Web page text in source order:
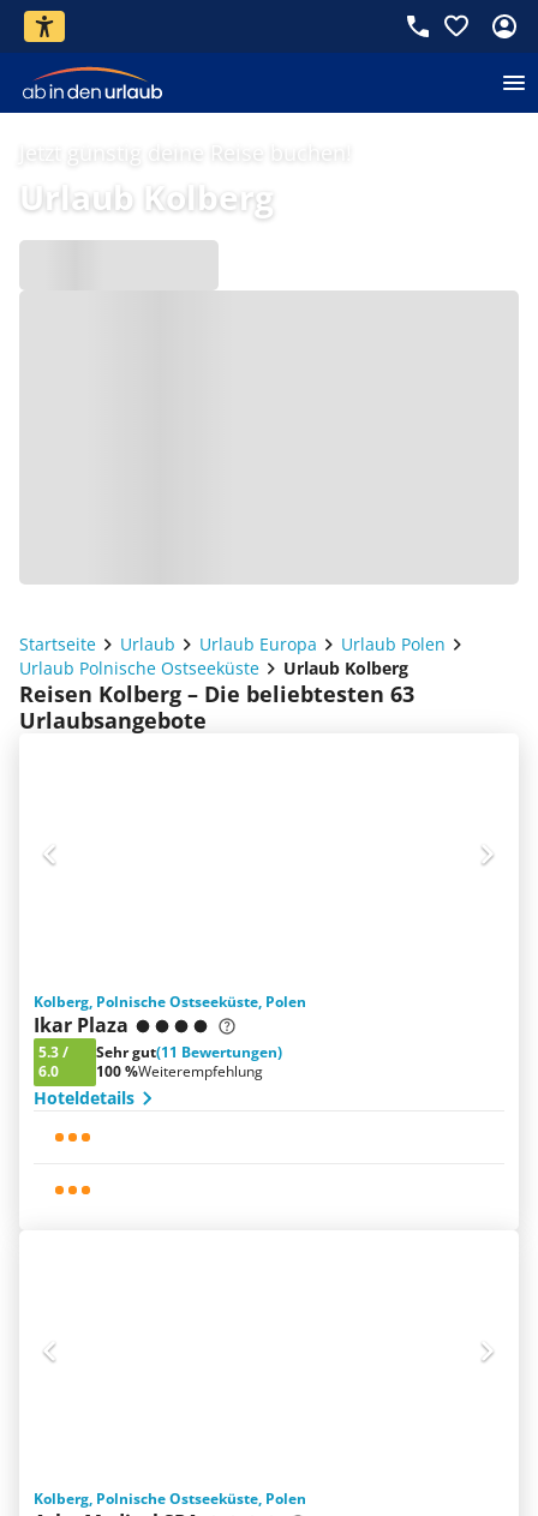
Jetzt günstig deine Reise buchen!
Urlaub Kolberg
Startseite Urlaub Urlaub Europa
Urlaub Polen
Urlaub Polnische Ostseeküste
Urlaub Kolberg
Reisen Kolberg – Die beliebtesten 63
Urlaubsangebote
Kolberg, Polnische Ostseeküste, Polen
Ikar Plaza
5.3/
6.0
Sehr gut(11 Bewertungen)
100 %Weiterempfehlung
Hoteldetails
Kolberg, Polnische Ostseeküste, Polen